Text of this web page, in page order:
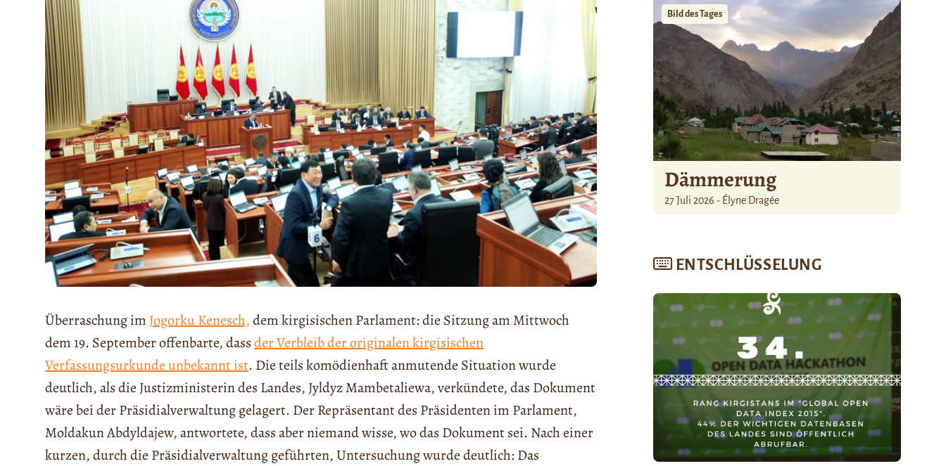
Überraschung im Jogorku Kenesch,dem kirgisischen Parlament: die Sitzung am Mittwoch
dem 19. September offenbarte, dassder Verbleib der originalen kirgisischen
Verfassungsurkunde unbekannt ist. Die teils komödienhaft anmutende Situation wurde
deutlich, als die Justizministerin des Landes, Jyldyz Mambetaliewa, verkündete, das Dokument
wäre bei der Präsidialverwaltung gelagert. Der Repräsentant des Präsidenten im Parlament,
Moldakun Abdyldajew, antwortete, dass aber niemand wisse, wo das Dokument sei. Nach einer
kurzen, durch die Präsidialverwaltung geführten, Untersuchung wurde deutlich: Das
Bild des Tages
Dämmerung
27 Juli 2026 - Élyne Dragée
ENTSCHLÜSSELUNG